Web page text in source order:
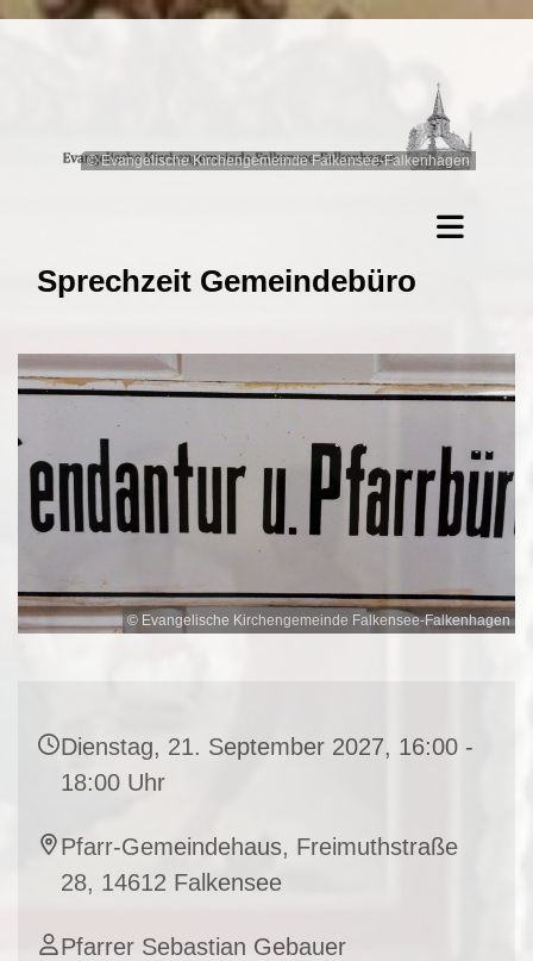
© Evangelische Kirchengemeinde Falkensee-Falkenhagen
Sprechzeit Gemeindebüro
© Evangelische Kirchengemeinde Falkensee-Falkenhagen
Dienstag, 21. September 2027, 16:00 -
18:00 Uhr
Pfarr-Gemeindehaus, Freimuthstraße
28, 14612 Falkensee
Pfarrer Sebastian Gebauer